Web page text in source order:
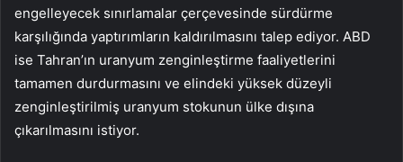
engelleyecek sınırlamalar çerçevesinde sürdürme
karşılığında yaptırımların kaldırılmasını talep ediyor. ABD
ise Tahran’ın uranyum zenginleştirme faaliyetlerini
tamamen durdurmasını ve elindeki yüksek düzeyli
zenginleştirilmiş uranyum stokunun ülke dışına
çıkarılmasını istiyor.